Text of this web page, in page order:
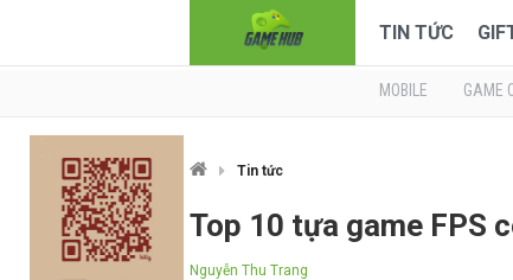
TIN TỨC
MOBILE GAME
Tin tức
Top 10 tựa game FPS
Nguyễn Thu Trang